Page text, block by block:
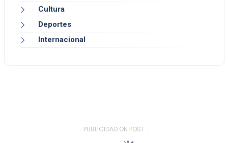
Cultura
Deportes
Internacional
- PUBLICIDAD ON POST -